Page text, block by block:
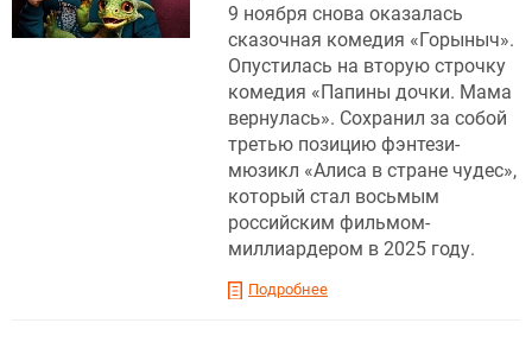
9 ноября снова оказалась
сказочная комедия «Горыныч».
Опустилась на вторую строчку
комедия «Папины дочки. Мама
вернулась». Сохранил за собой
третью позицию фэнтези-
мюзикл «Алиса в стране чудес»,
который стал восьмым
российским фильмом-
миллиардером в 2025 году.
Подробнее